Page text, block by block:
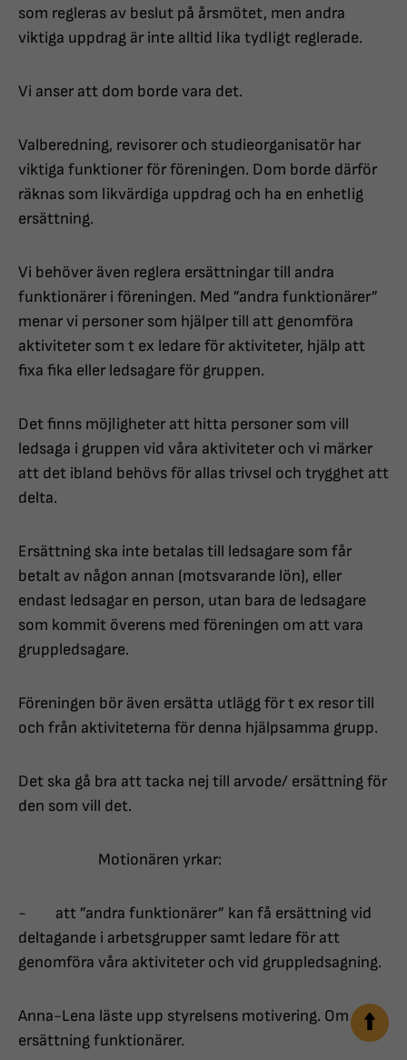
som regleras av beslut på årsmötet, men andra
viktiga uppdrag är inte alltid lika tydligt reglerade.
Vi anser att dom borde vara det.
Valberedning, revisorer och studieorganisatör har
viktiga funktioner för föreningen. Dom borde därför
räknas som likvärdiga uppdrag och ha en enhetlig
ersättning.
Vi behöver även reglera ersättningar till andra
funktionärer i föreningen. Med ”andra funktionärer”
menar vi personer som hjälper till att genomföra
aktiviteter som t ex ledare för aktiviteter, hjälp att
fixa fika eller ledsagare för gruppen.
Det finns möjligheter att hitta personer som vill
ledsaga i gruppen vid våra aktiviteter och vi märker
att det ibland behövs för allas trivsel och trygghet att
delta.
Ersättning ska inte betalas till ledsagare som får
betalt av någon annan (motsvarande lön), eller
endast ledsagar en person, utan bara de ledsagare
som kommit överens med föreningen om att vara
gruppledsagare.
Föreningen bör även ersätta utlägg för t ex resor till
och från aktiviteterna för denna hjälpsamma grupp.
Det ska gå bra att tacka nej till arvode/ ersättning för
den som vill det.
Motionären yrkar:
- att ”andra funktionärer” kan få ersättning vid
deltagande i arbetsgrupper samt ledare för att
genomföra våra aktiviteter och vid gruppledsagning.
Anna-Lena läste upp styrelsens motivering. Om
ersättning funktionärer.